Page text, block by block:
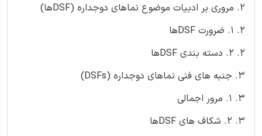
2. مروری بر ادبیات موضوع نماهای دوجداره (DSFها)
2. 1. ضرورت DSFها
2. 2. دسته بندی DSFها
3. جنبه های فنی نماهای دوجداره (DSFs)
3. 1. مرور اجمالی
3. 2. شکاف های DSFها